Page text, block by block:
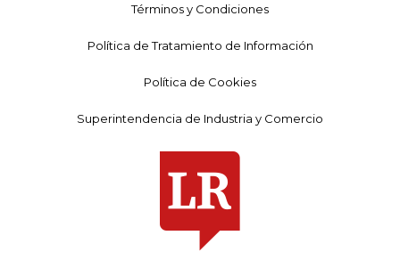
Términos y Condiciones
Política de Tratamiento de Información
Política de Cookies
Superintendencia de Industria y Comercio